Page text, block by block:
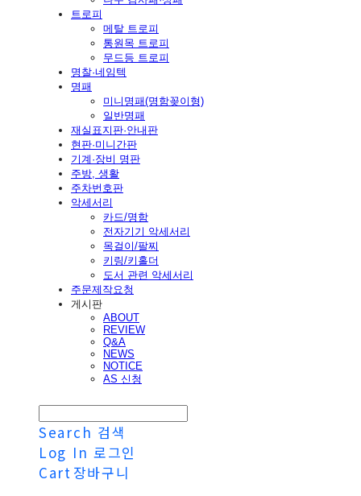
트로피
메탈 트로피
통원목 트로피
무드등 트로피
명찰·네임텍
명패
미니명패(명함꽂이형)
일반명패
재실표지판·안내판
현판·미니간판
기계·장비 명판
주방, 생활
주차번호판
악세서리
카드/명함
전자기기 악세서리
목걸이/팔찌
키링/키홀더
도서 관련 악세서리
주문제작요청
게시판
ABOUT
REVIEW
Q&A
NEWS
NOTICE
AS 신청
Search 검색
Log In 로그인
Cart 장바구니